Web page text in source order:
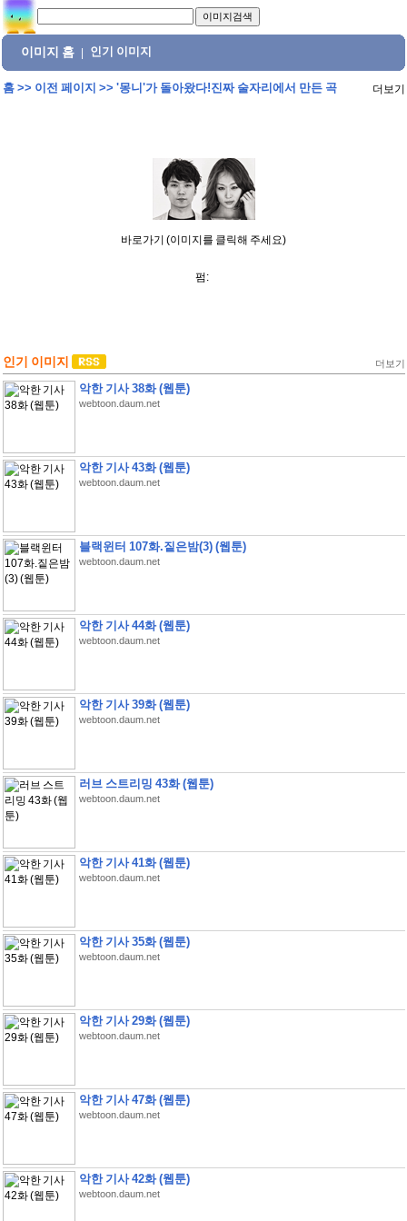
이미지 홈 인기 이미지
홈>> 이전 페이지 >> '몽니'가 돌아왔다!진짜 술자리에서 만든 곡 더보기
바로가기 (이미지를 클릭해 주세요)
펌:
인기 이미지 더보기
악한 기사 38화 (웹툰)
webtoon.daum.net
악한 기사 43화 (웹툰)
webtoon.daum.net
블랙윈터 107화.짙은밤(3) (웹툰)
webtoon.daum.net
악한 기사 44화 (웹툰)
webtoon.daum.net
악한 기사 39화 (웹툰)
webtoon.daum.net
러브 스트리밍 43화 (웹툰)
webtoon.daum.net
악한 기사 41화 (웹툰)
webtoon.daum.net
악한 기사 35화 (웹툰)
webtoon.daum.net
악한 기사 29화 (웹툰)
webtoon.daum.net
악한 기사 47화 (웹툰)
webtoon.daum.net
악한 기사 42화 (웹툰)
webtoon.daum.net